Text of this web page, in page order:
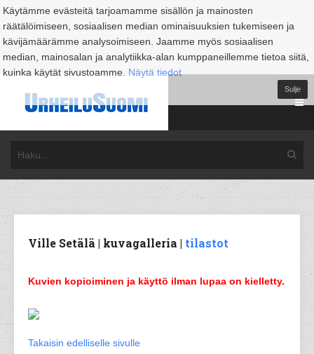
Käytämme evästeitä tarjoamamme sisällön ja mainosten
räätälöimiseen, sosiaalisen median ominaisuuksien tukemiseen ja
kävijämäärämme analysoimiseen. Jaamme myös sosiaalisen
median, mainosalan ja analytiikka-alan kumppaneillemme tietoa siitä,
kuinka käytät sivustoamme. Näytä tiedot
Sulje
Ville Setälä | kuvagalleria | tilastot
Kuvien kopioiminen ja käyttö ilman lupaa on kielletty.
Takaisin edelliselle sivulle